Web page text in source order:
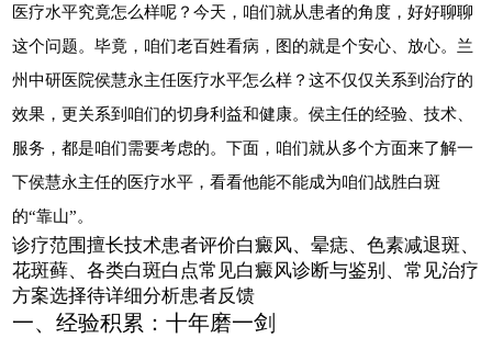
医疗水平究竟怎么样呢？今天，咱们就从患者的角度，好好聊聊
这个问题。毕竟，咱们老百姓看病，图的就是个安心、放心。兰
州中研医院侯慧永主任医疗水平怎么样？这不仅仅关系到治疗的
效果，更关系到咱们的切身利益和健康。侯主任的经验、技术、
服务，都是咱们需要考虑的。下面，咱们就从多个方面来了解一
下侯慧永主任的医疗水平，看看他能不能成为咱们战胜白斑
的“靠山”。
诊疗范围擅长技术患者评价白癜风、晕痣、色素减退斑、
花斑藓、各类白斑白点常见白癜风诊断与鉴别、常见治疗
方案选择待详细分析患者反馈
一、经验积累：十年磨一剑